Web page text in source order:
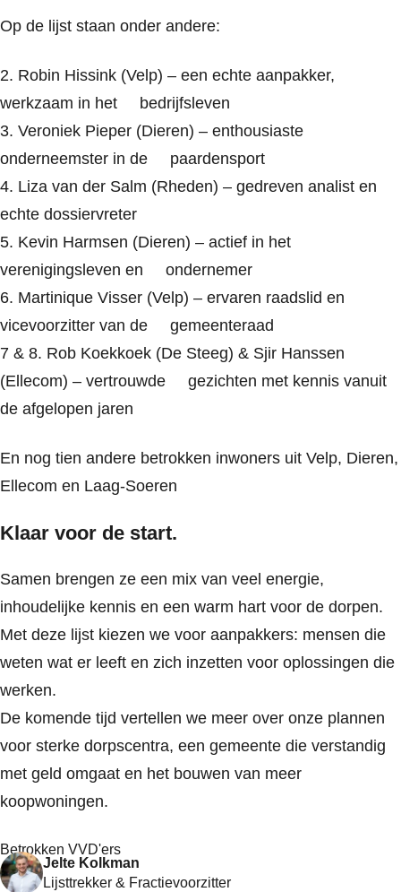
Op de lijst staan onder andere:
2. Robin Hissink (Velp) – een echte aanpakker,
werkzaam in het bedrijfsleven
3. Veroniek Pieper (Dieren) – enthousiaste
onderneemster in de paardensport
4. Liza van der Salm (Rheden) – gedreven analist en
echte dossiervreter
5. Kevin Harmsen (Dieren) – actief in het
verenigingsleven en ondernemer
6. Martinique Visser (Velp) – ervaren raadslid en
vicevoorzitter van de gemeenteraad
7 & 8. Rob Koekkoek (De Steeg) & Sjir Hanssen
(Ellecom) – vertrouwde gezichten met kennis vanuit
de afgelopen jaren
En nog tien andere betrokken inwoners uit Velp, Dieren,
Ellecom en Laag-Soeren
Klaar voor de start.
Samen brengen ze een mix van veel energie,
inhoudelijke kennis en een warm hart voor de dorpen.
Met deze lijst kiezen we voor aanpakkers: mensen die
weten wat er leeft en zich inzetten voor oplossingen die
werken.
De komende tijd vertellen we meer over onze plannen
voor sterke dorpscentra, een gemeente die verstandig
met geld omgaat en het bouwen van meer
koopwoningen.
Betrokken VVD'ers
Jelte Kolkman
Lijsttrekker & Fractievoorzitter